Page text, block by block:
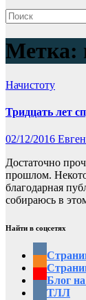
Метка:
Начистоту
Тридцать лет
02/12/2016
Достаточно
прошлом.
благодарная
собираюсь в
Найти в соцсетях
Блог
ТЛЛ